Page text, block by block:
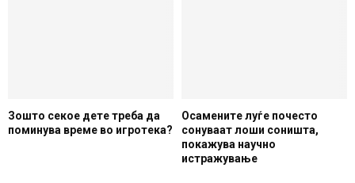
Зошто секое дете треба да
поминува време во игротека?
Осамените луѓе почесто
сонуваат лоши соништа,
покажува научно
истражување